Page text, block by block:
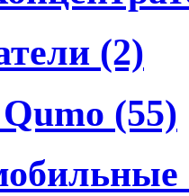
(2)
(55)